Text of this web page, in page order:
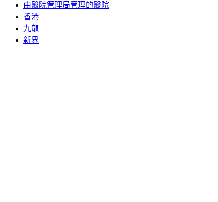
由醫院管理局管理的醫院
香港
九龍
新界